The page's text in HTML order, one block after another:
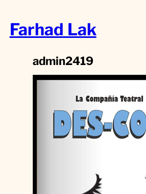
Farhad Lak
admin2419